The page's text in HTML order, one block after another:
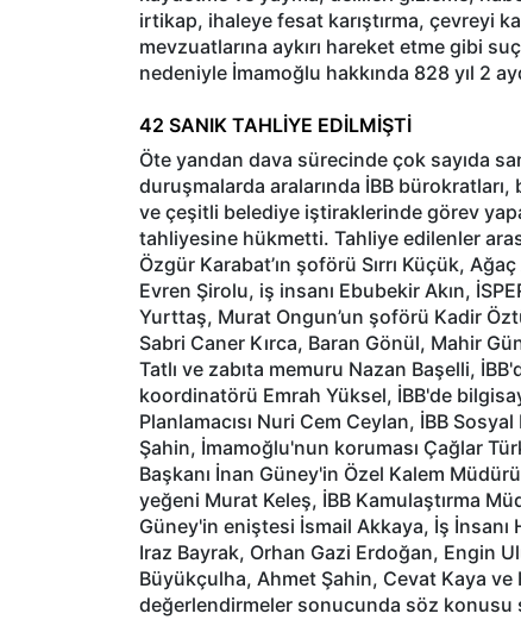
irtikap, ihaleye fesat karıştırma, çevreyi
mevzuatlarına aykırı hareket etme gibi
nedeniyle İmamoğlu hakkında 828 yıl 2
42 SANIK TAHLİYE EDİLMİŞTİ
Öte yandan dava sürecinde çok sayıda
duruşmalarda aralarında İBB bürokratları,
ve çeşitli belediye iştiraklerinde görev
tahliyesine hükmetti. Tahliye edilenler
Özgür Karabat’ın şoförü Sırrı Küçük,
Evren Şirolu, iş insanı Ebubekir Akın,
Yurttaş, Murat Ongun’un şoförü Kadir
Sabri Caner Kırca, Baran Gönül, Mahir
Tatlı ve zabıta memuru Nazan Başelli,
koordinatörü Emrah Yüksel, İBB'de
Planlamacısı Nuri Cem Ceylan, İBB
Şahin, İmamoğlu'nun koruması Çağlar
Başkanı İnan Güney'in Özel Kalem
yeğeni Murat Keleş, İBB Kamulaştırma
Güney'in eniştesi İsmail Akkaya, İş
Iraz Bayrak, Orhan Gazi Erdoğan, Engin
Büyükçulha, Ahmet Şahin, Cevat Kaya
değerlendirmeler sonucunda söz konusu